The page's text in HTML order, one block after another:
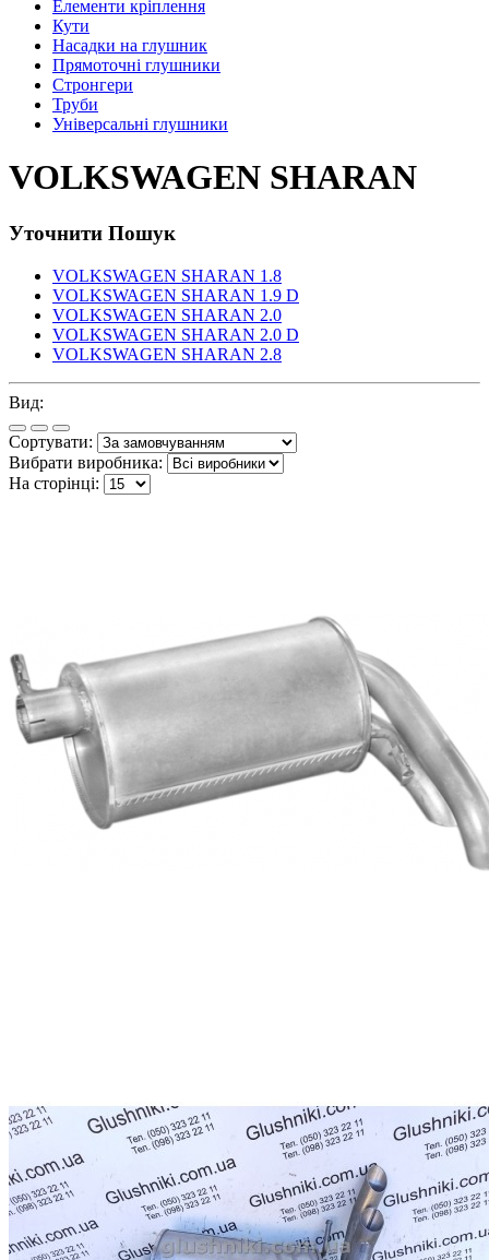
Елементи кріплення
Кути
Насадки на глушник
Прямоточні глушники
Стронгери
Труби
Універсальні глушники
VOLKSWAGEN SHARAN
Уточнити Пошук
VOLKSWAGEN SHARAN 1.8
VOLKSWAGEN SHARAN 1.9 D
VOLKSWAGEN SHARAN 2.0
VOLKSWAGEN SHARAN 2.0 D
VOLKSWAGEN SHARAN 2.8
Вид:
Сортувати:
Вибрати виробника:
На сторінці: